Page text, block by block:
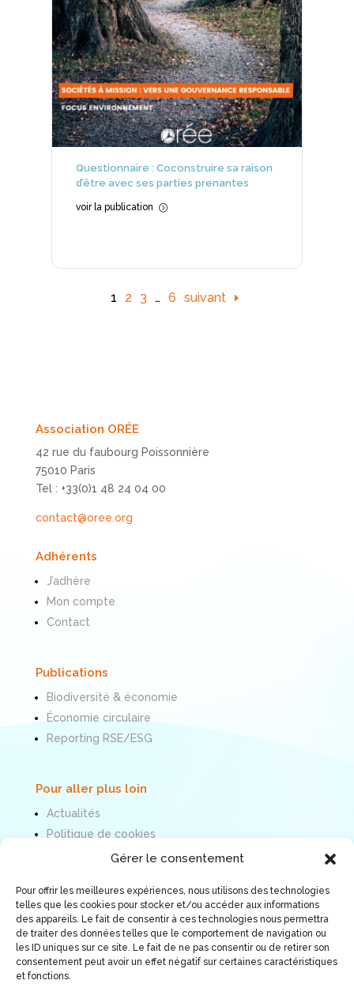
Gérer le consentement
Pour offrir les meilleures expériences, nous utilisons des technologies
telles que les cookies pour stocker et/ou accéder aux informations
des appareils. Le fait de consentir à ces technologies nous permettra
de traiter des données telles que le comportement de navigation ou
les ID uniques sur ce site. Le fait de ne pas consentir ou de retirer son
consentement peut avoir un effet négatif sur certaines caractéristiques
et fonctions.
Questionnaire : Coconstruire sa raison
d’être avec ses parties prenantes
voir la publication =
1 2 3 … 6 suivant
Association ORÉE
42 rue du faubourg Poissonnière
75010 Paris
Tel : +33(0)1 48 24 04 00
contact@oree.org
Adhérents
J’adhère
Mon compte
Contact
Publications
Biodiversité & économie
Économie circulaire
Reporting RSE/ESG
Pour aller plus loin
Actualités
Politique de cookies
Mentions légales
Nous suivre